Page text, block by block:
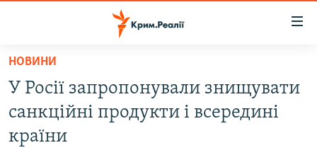
Перейти
основного
матеріалу
Перейти
до
ВІДЕО ТА ФОТО
НОВИНИ
У Росії запропонували знищувати
санкційні продукти і всередині
країни